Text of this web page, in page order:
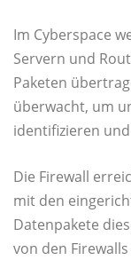
Im Cyberspace
Servern und
Paketen
überwacht, um
identifizieren
Die Firewall
mit den
Datenpakete
von den